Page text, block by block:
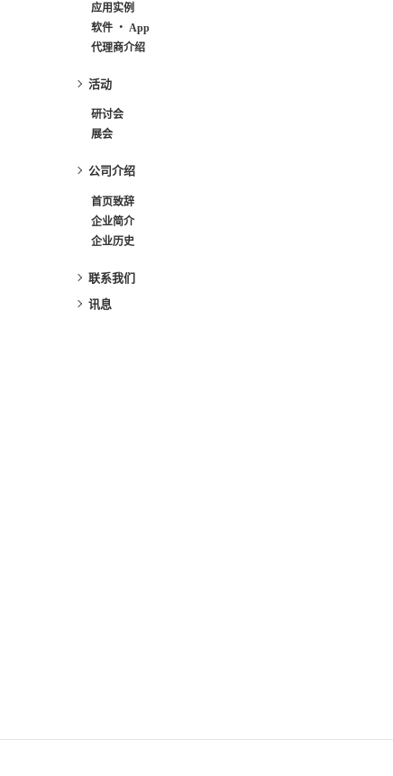
应用实例
软件 ・ App
代理商介绍
活动
研讨会
展会
公司介绍
首页致辞
企业简介
企业历史
联系我们
讯息